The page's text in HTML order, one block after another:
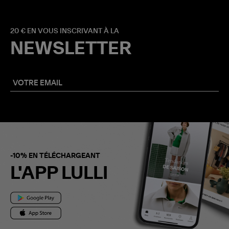
20 € EN VOUS INSCRIVANT À LA
NEWSLETTER
-10% EN TÉLÉCHARGEANT
L'APP LULLI